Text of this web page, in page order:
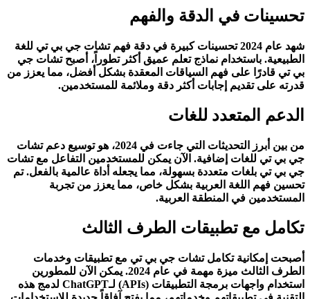
تحسينات في الدقة والفهم
شهد عام 2024 تحسينات كبيرة في دقة فهم تشات جي بي تي للغة
الطبيعية. باستخدام نماذج تعلم عميق أكثر تطوراً، أصبح تشات جي
بي تي قادرًا على فهم السياقات المعقدة بشكل أفضل، مما يعزز من
قدرته على تقديم إجابات أكثر دقة وملائمة للمستخدمين.
الدعم المتعدد للغات
من بين أبرز التحديثات التي جاءت في 2024، هو توسيع دعم تشات
جي بي تي للغات إضافية. الآن يمكن للمستخدمين التفاعل مع تشات
جي بي تي بلغات متعددة بسهولة، مما يجعله أداة عالمية بالفعل. تم
تحسين فهم اللغة العربية بشكل خاص، مما يعزز من تجربة
المستخدمين في المنطقة العربية.
تكامل مع تطبيقات الطرف الثالث
أصبحت إمكانية تكامل تشات جي بي تي مع تطبيقات وخدمات
الطرف الثالث ميزة مهمة في عام 2024. يمكن الآن للمطورين
استخدام واجهات برمجة التطبيقات (APIs) لـ
ChatGPT لدمج هذه